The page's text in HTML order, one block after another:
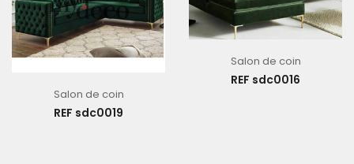
Salon de coin
REF sdc0019
Salon de coin
REF sdc0016